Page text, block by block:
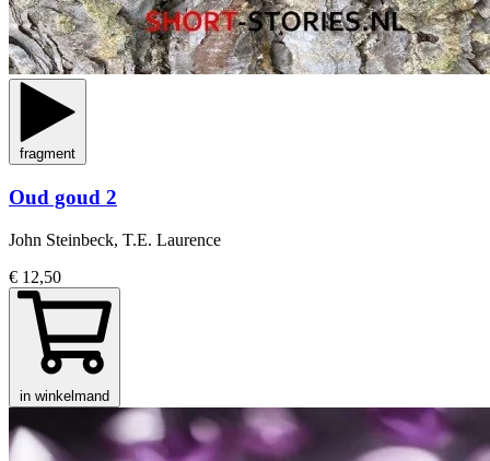
fragment
Oud goud 2
John Steinbeck, T.E. Laurence
€ 12,50
in winkelmand